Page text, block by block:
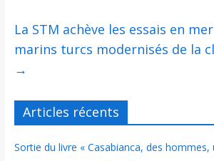
La STM achève les essais en
marins turcs modernisés de la
→
Articles récents
Sortie du livre « Casabianca, des hommes,